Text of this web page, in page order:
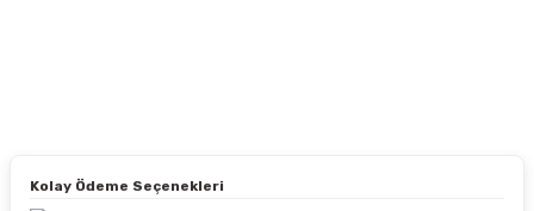
Kolay Ödeme Seçenekleri